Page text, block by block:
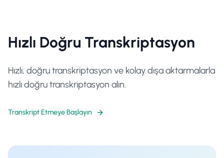
Hızlı Doğru Transkriptasyon
Hızlı, doğru transkriptasyon ve kolay dışa aktarmalarla
hızlı doğru transkriptasyon alın.
Transkript Etmeye Başlayın